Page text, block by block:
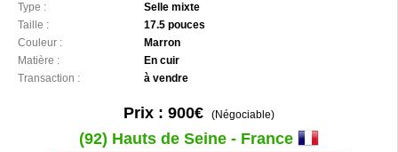
Type :
Selle mixte
Taille :
17.5 pouces
Couleur :
Marron
Matière :
En cuir
Transaction :
à vendre
Prix : 900€(Négociable)
(92) Hauts de Seine - France